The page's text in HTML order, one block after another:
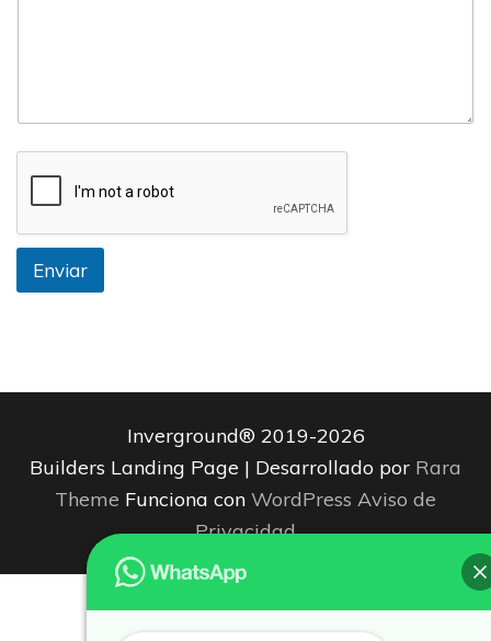
Enviar
Inverground® 2019-2026
Builders Landing Page | Desarrollado por Rara
Theme Funciona con WordPress Aviso de
Privacidad